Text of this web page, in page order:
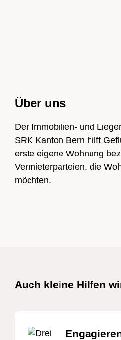
Über uns
Der Immobilien- und
SRK Kanton Bern hilft
erste eigene Wohnung
Vermieterparteien, die
möchten.
Auch kleine Hilfen